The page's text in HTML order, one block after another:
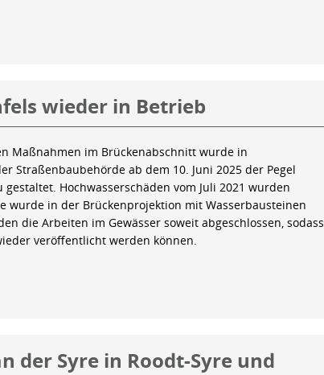
wieder in Betrieb
Maßnahmen im Brückenabschnitt wurde in
Straßenbaubehörde ab dem 10. Juni 2025 der Pegel
Hochwasserschäden vom Juli 2021 wurden
wurde in der Brückenprojektion mit Wasserbausteinen
die Arbeiten im Gewässer soweit abgeschlossen, sodass
veröffentlicht werden können.
der Syre in Roodt-Syre und